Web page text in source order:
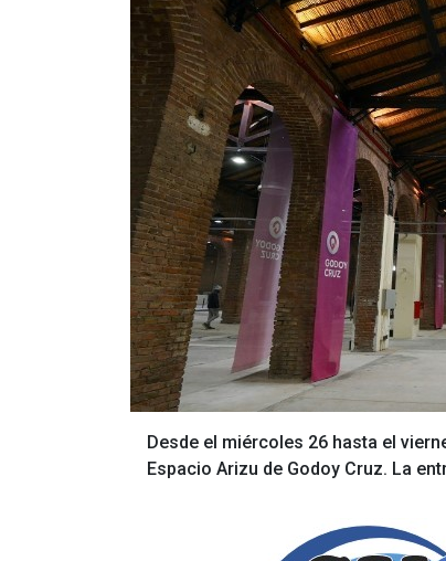
Desde el miércoles 26 hasta el
Espacio Arizu de Godoy Cruz. La